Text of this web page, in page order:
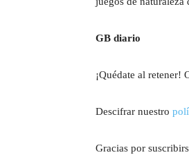
GB diario
¡Quédate al retener!
Descifrar nuestro
Gracias por